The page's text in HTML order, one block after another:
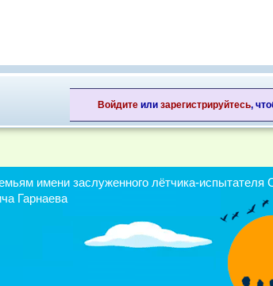
Войдите или зарегистрируйтесь,
имени заслуженного лётчика-испытателя
Гарнаева